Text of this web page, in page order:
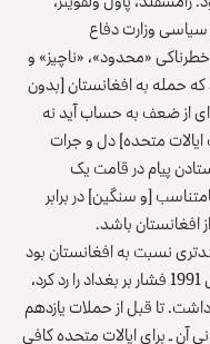
وزارت دفاع
«محدود»، «ناچیز» و
که حمله به افغانستان [بدون
از ضعف به حساب آید نه
متحده] دل و جرات
پیام در قامت یک
[و سنگین] در برابر
افغانستان باشد.
نسبت به افغانستان بود
و هم از زمانی که جورج اچ دبلیو بوش در سال 1991 فشار بر بغداد را رد کرد،
داشت. تا قبل از حملات یازدهم
ـ برای ایالات متحده کافی